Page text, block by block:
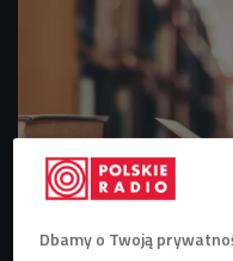
Dbamy o Twoją